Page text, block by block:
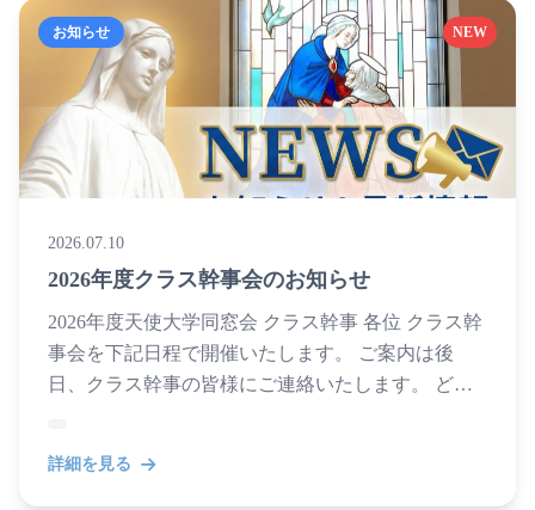
お知らせ NEW
2026.07.10
2026年度クラス幹事会のお知らせ
2026年度天使大学同窓会 クラス幹事 各位 クラス幹
事会を下記日程で開催いたします。 ご案内は後
日、クラス幹事の皆様にご連絡いたします。 どう
詳細を見る